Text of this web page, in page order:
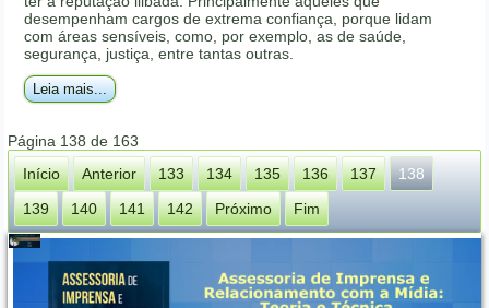
desempenham cargos de extrema confiança, porque lidam
com áreas sensíveis, como, por exemplo, as de saúde,
segurança, justiça, entre tantas outras.
Leia mais...
Página 138 de 163
Início
Anterior 133 134 135 136 137
138
139
140 141 142 Próximo Fim